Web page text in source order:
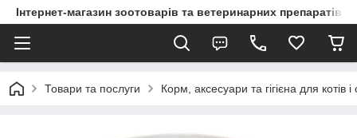
Інтернет-магазин зоотоварів та ветеринарних препаратів
Товари та послуги Корм, аксесуари та гігієна для котів і